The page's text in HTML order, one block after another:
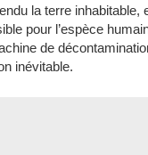
la terre inhabitable,
pour l’espèce
de
inévitable.